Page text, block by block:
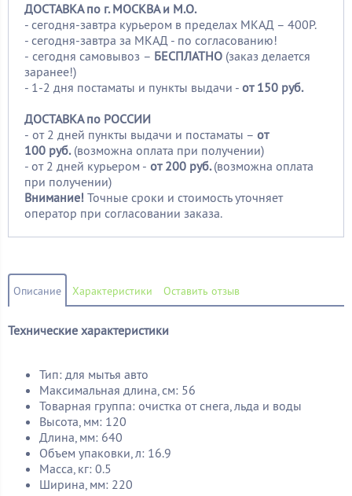
ДОСТАВКА по г. МОСКВА и М.О.
- сегодня-завтра курьером в пределах МКАД – 400Р.
- сегодня-завтра за МКАД - по согласованию!
- сегодня самовывоз – БЕСПЛАТНО (заказ делается
заранее!)
- 1-2 дня постаматы и пункты выдачи - от 150 руб.
ДОСТАВКА по РОССИИ
- от 2 дней пункты выдачи и постаматы – от
100 руб. (возможна оплата при получении)
- от 2 дней курьером - от 200 руб.(возможна оплата
при получении)
Внимание! Точные сроки и стоимость уточняет
оператор при согласовании заказа.
Описание Характеристики Оставить отзыв
Технические характеристики
Тип: для мытья авто
Максимальная длина, см: 56
Товарная группа: очистка от снега, льда и воды
Высота, мм: 120
Длина, мм: 640
Объем упаковки, л: 16.9
Масса, кг: 0.5
Ширина, мм: 220